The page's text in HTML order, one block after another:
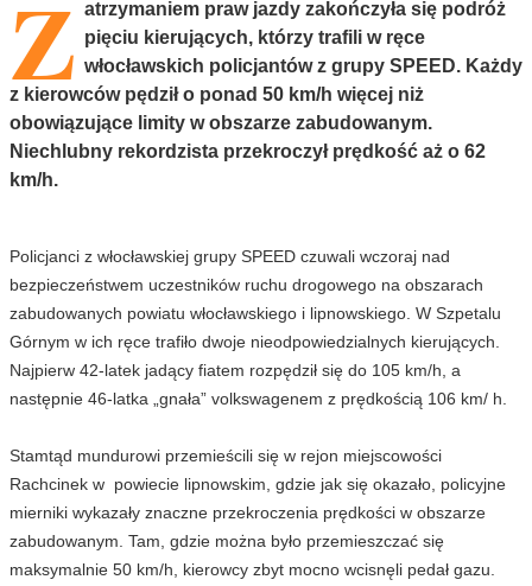
Z atrzymaniem praw jazdy zakończyła się podróż
pięciu kierujących, którzy trafili w ręce
włocławskich policjantów z grupy SPEED. Każdy
z kierowców pędził o ponad 50 km/h więcej niż
obowiązujące limity w obszarze zabudowanym.
Niechlubny rekordzista przekroczył prędkość aż o 62
km/h.
Policjanci z włocławskiej grupy SPEED czuwali wczoraj nad
bezpieczeństwem uczestników ruchu drogowego na obszarach
zabudowanych powiatu włocławskiego i lipnowskiego. W Szpetalu
Górnym w ich ręce trafiło dwoje nieodpowiedzialnych kierujących.
Najpierw 42-latek jadący fiatem rozpędził się do 105 km/h, a
następnie 46-latka „gnała” volkswagenem z prędkością 106 km/ h.
Stamtąd mundurowi przemieścili się w rejon miejscowości
Rachcinek w powiecie lipnowskim, gdzie jak się okazało, policyjne
mierniki wykazały znaczne przekroczenia prędkości w obszarze
zabudowanym. Tam, gdzie można było przemieszczać się
maksymalnie 50 km/h, kierowcy zbyt mocno wcisnęli pedał gazu.